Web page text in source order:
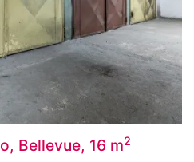
Bellevue, 16 m2